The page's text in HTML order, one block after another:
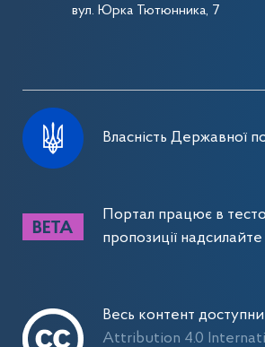
вул. Юрка Тютюнника, 7
Власність Державної
Портал працює в
пропозиції
Весь контент
Attribution 4.0